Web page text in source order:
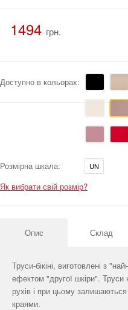
1494 грн.
Доступно в кольорах:
Розмірна шкала: UN
Як вибрати свій розмір?
Опис Склад
Труси-бікіні, виготовлені з
ефектом "другої шкіри".
рухів і при цьому
краями.